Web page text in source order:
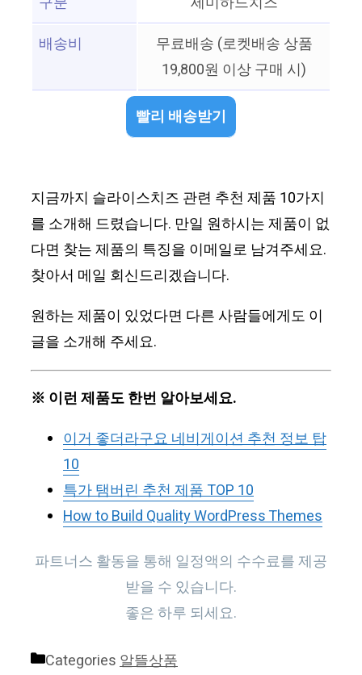
배송비
무료배송 (로켓배송 상품
19,800원 이상 구매 시)
빨리 배송받기
지금까지 슬라이스치즈 관련 추천 제품 10가지
를 소개해 드렸습니다. 만일 원하시는 제품이 없
다면 찾는 제품의 특징을 이메일로 남겨주세요.
찾아서 메일 회신드리겠습니다.
원하는 제품이 있었다면 다른 사람들에게도 이
글을 소개해 주세요.
※ 이런 제품도 한번 알아보세요.
이거 좋더라구요 네비게이션 추천 정보 탑
10
특가 탬버린 추천 제품 TOP 10
How to Build Quality WordPress Themes
파트너스 활동을 통해 일정액의 수수료를 제공
받을 수 있습니다.
좋은 하루 되세요.
Categories알뜰상품